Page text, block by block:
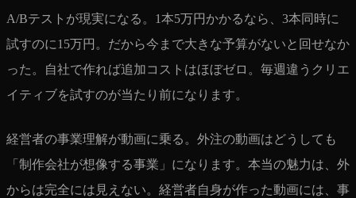
A/Bテストが現実になる。1本5万円かかるなら、3本同時に
試すのに15万円。だから今まで大きな予算がないと回せなか
った。自社で作れば追加コストはほぼゼロ。毎週違うクリエ
イティブを試すのが当たり前になります。
経営者の事業理解が動画に乗る。外注の動画はどうしても
「制作会社が想像する事業」になります。本当の魅力は、外
からは完全には見えない。経営者自身が作った動画には、事